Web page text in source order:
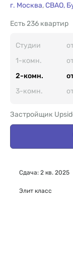
г. Москва,СВАО,
236 квартир
Есть
Студии
1-комн.
2-комн.
3-комн.
Застройщик
Сдача: 2 кв. 2025
Элит класс